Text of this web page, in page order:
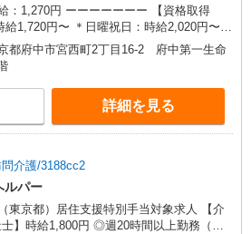
円 ーーーーーーー 【資格取得
ーーーー
都府中市宮西町2丁目16-2 府中第一生命
詳細を見る
介護/3188cc2
ルパー
東京都）居住支援特別手当対象求人 【介
】時給1,800円 ◎週20時間以上勤務（社